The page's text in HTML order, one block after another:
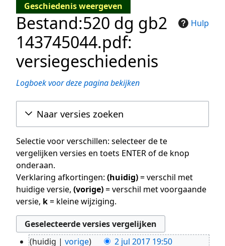
Geschiedenis weergeven
Hulp
Bestand:520 dg gb2
143745044.pdf:
versiegeschiedenis
Logboek voor deze pagina bekijken
Naar versies zoeken
Selectie voor verschillen: selecteer de te
vergelijken versies en toets ENTER of de knop
onderaan.
Verklaring afkortingen: (huidig)= verschil met
huidige versie, (vorige)= verschil met voorgaande
versie, k= kleine wijziging.
huidig vorige
2 jul 2017 19:50